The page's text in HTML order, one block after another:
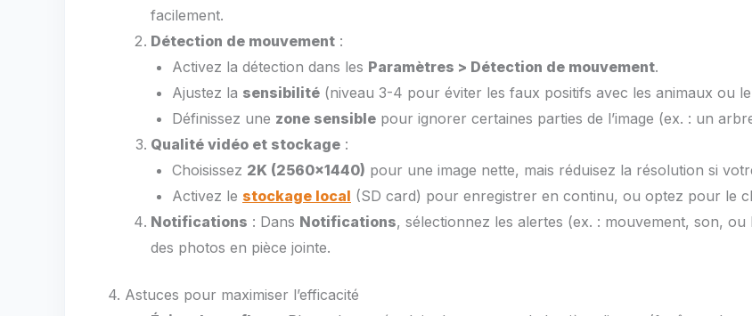
facilement.
Détection de mouvement :
Activez la détection dans les Paramètres > Détection de mouvement.
Ajustez la sensibilité (niveau 3-4 pour éviter les faux positifs avec les animaux ou
Définissez une zone sensible pour ignorer certaines parties de l’image (ex. : un
Qualité vidéo et stockage :
Choisissez 2K (2560×1440) pour une image nette, mais réduisez la résolution si
Activez le stockage local (SD card) pour enregistrer en continu, ou optez pour le
Notifications : Dans Notifications, sélectionnez les alertes (ex. : mouvement, son,
des photos en pièce jointe.
4. Astuces pour maximiser l’efficacité